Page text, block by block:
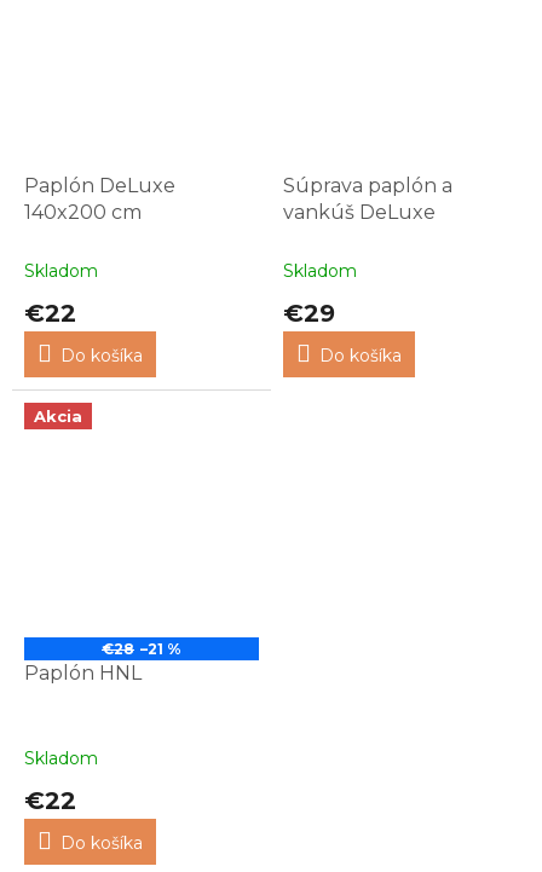
Paplón DeLuxe
140x200 cm
Skladom
€22
Do košíka
Súprava paplón a
vankúš DeLuxe
Skladom
€29
Do košíka
Akcia
€28 –21 %
Paplón HNL
Skladom
€22
Do košíka